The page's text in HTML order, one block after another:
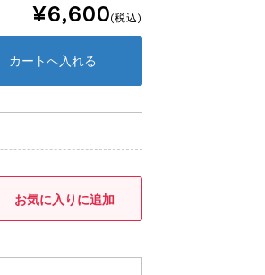
¥6,600(税込)